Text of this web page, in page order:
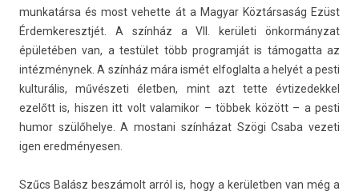
mun­katár­sa és most vehet­te át a Magyar Köztársaság Ezüst
Érdem­keresztjét. A színház a VII. kerületi önkormányzat
épületében van, a testület több pro­gram­ját is támogat­ta az
intézménynek. A színház mára ismét el­foglal­ta a helyét a pesti
kul­turális, művészeti életb­en, mint azt tette évtizedek­kel
ezelőtt is, hisz­en itt volt valamikor – többek között – a pesti
humor szülőhelye. A mos­tani színházat Szögi Csaba vezeti
igen ered­ményes­en.
Szűcs Balász beszámolt arról is, hogy a kerületb­en van még a